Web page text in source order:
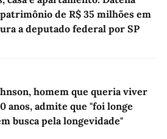
de R$ 35 milhões em
a deputado federal por SP
homem que queria viver
anos, admite que "foi longe
busca pela longevidade"